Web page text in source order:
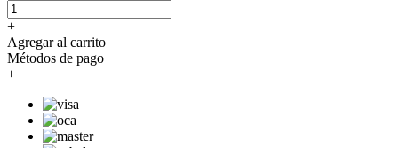
+
Agregar al carrito
Métodos de pago
+